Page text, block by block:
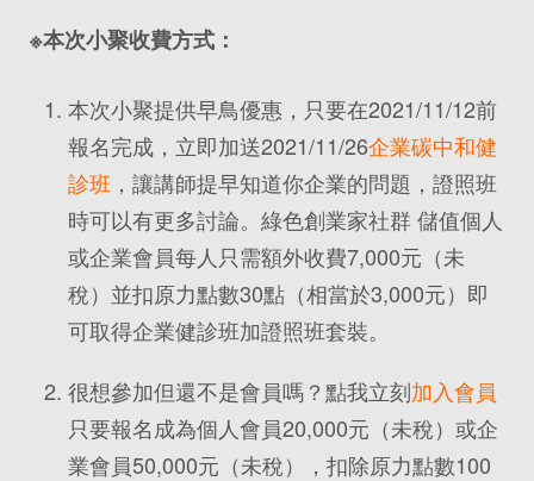
※本次小聚收費方式：
本次小聚提供早鳥優惠，只要在2021/11/12前
報名完成，立即加送2021/11/26企業碳中和健
診班 ，讓講師提早知道你企業的問題，證照班
時可以有更多討論。綠色創業家社群 儲值個人
或企業會員每人只需額外收費7,000元（未
稅）並扣原力點數30點（相當於3,000元）即
可取得企業健診班加證照班套裝。
很想參加但還不是會員嗎？點我立刻加入會員
只要報名成為個人會員20,000元（未稅）或企
業會員50,000元（未稅），扣除原力點數100